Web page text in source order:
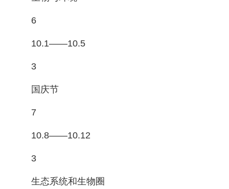
6
10.1——10.5
3
国庆节
7
10.8——10.12
3
生态系统和生物圈